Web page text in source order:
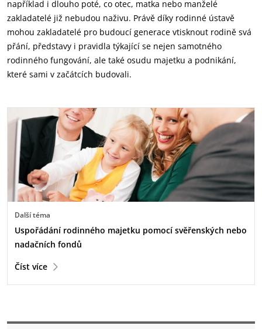
například i dlouho poté, co otec, matka nebo manželé
zakladatelé již nebudou naživu. Právě díky rodinné ústavě
mohou zakladatelé pro budoucí generace vtisknout rodině svá
přání, představy i pravidla týkající se nejen samotného
rodinného fungování, ale také osudu majetku a podnikání,
které sami v začátcích budovali.
Další téma
Uspořádání rodinného majetku pomocí svěřenských nebo
nadačních fondů
Číst více